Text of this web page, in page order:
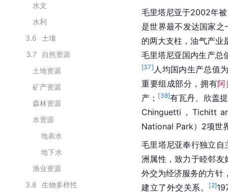
水文
水利
3.6
土壤
3.7
自然资源
土地资源
矿产资源
森林资源
水资源
地表水
地下水
渔业资源
3.8
生物多样性
毛里塔尼亚于2002年被
是世界最不发达国家
的两大支柱，油气产业
毛里塔尼亚国内生产总
[37] 人均国内生产总值
重要组成部分，拥有阿
产； [38]有瓦丹、欣盖
Chinguetti，Tichitt
National Park）2项世
毛里塔尼亚奉行独立自
洲属性，致力于睦邻友
外交为经济服务的方针
建立了外交关系。
[2]